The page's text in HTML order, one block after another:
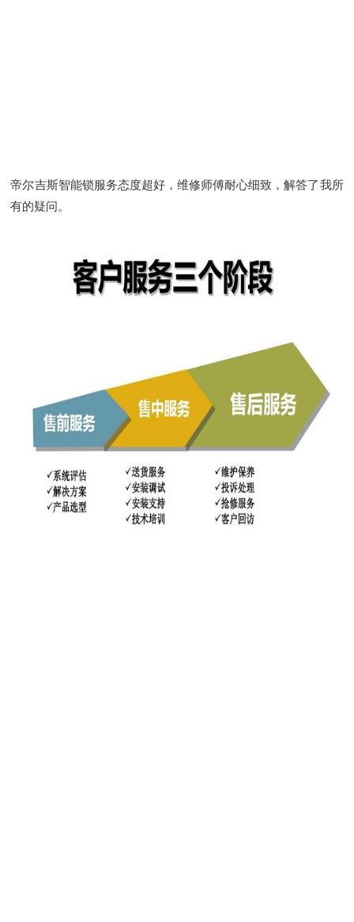
帝尔吉斯智能锁服务态度超好，维修师傅耐心细致，解答了我所
有的疑问。